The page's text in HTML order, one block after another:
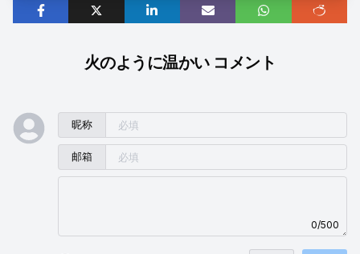
火のように温かい コメント
昵称
邮箱
0/500